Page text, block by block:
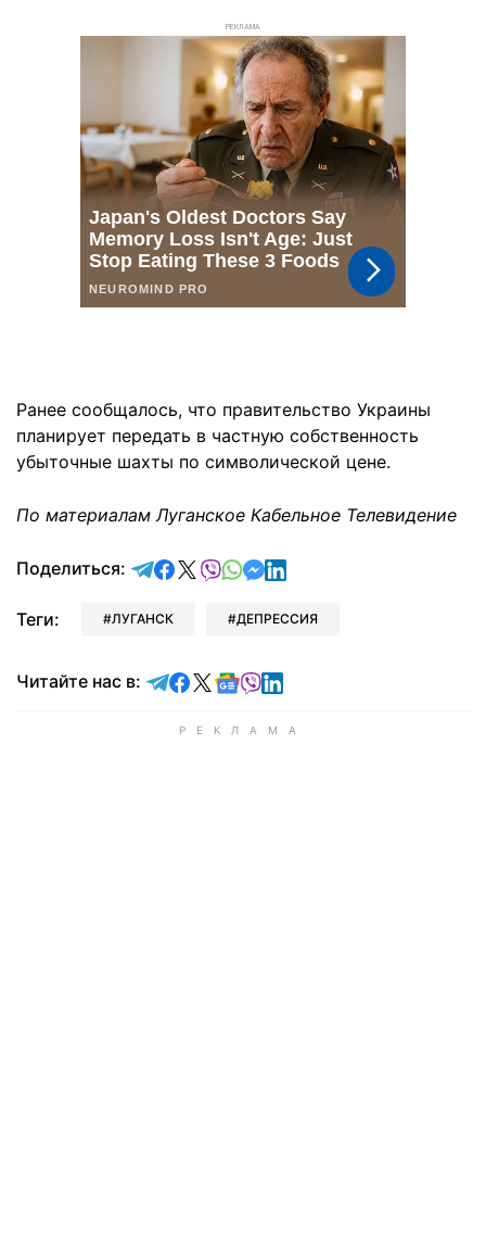
РЕКЛАМА
Ранее сообщалось, что правительство Украины
планирует передать в частную собственность
убыточные шахты по символической цене.
По материалам Луганское Кабельное Телевидение
Поделиться: отправить в Telegram
поделиться в Facebook
поделиться в X
отправить в Viber
отправить в Whatsapp
отправить в Messenger
отправить в LinkedIn
Теги: ЛУГАНСК ДЕПРЕССИЯ
Читайте нас в: Читайте в Telegram
Читайте в Facebook
Читайте в X
Читайте в Google news
Читайте в Viber
Читайте в LinkedIn